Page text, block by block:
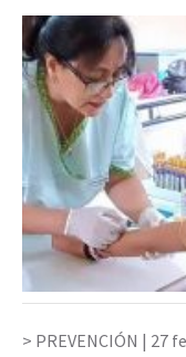
PREVENCIÓN | 27